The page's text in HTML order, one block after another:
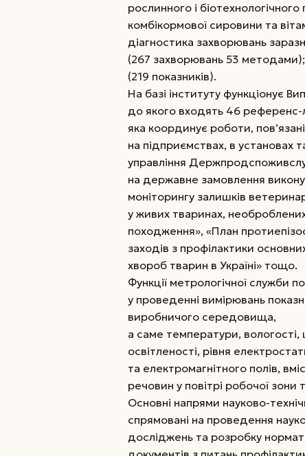
рослинного і
комбікормової сировини та
діагностика захворювань
(267 захворювань 53 методами);
(219 показників).
На базі інституту функціонує
до якого входять 46 референс-
яка коор­динує роботи,
на підприємствах, в установах
управління
на державне замовлення
моніторингу залишків
у живих тваринах,
походження», «План
заходів з профілактики
хвороб тварин в Україні» тощо.
Функції метрологічної служби
у проведенні вимірювань
виробничого середо­вища,
а саме температури, вологості,
освітленості, рівня
та електромагнітного полів,
речовин у повітрі робочої зони
Основні напрями науково-
спрямовані на проведення
досліджень та розробку